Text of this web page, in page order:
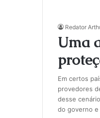
Redator
Uma
Em certos
provedores
desse
do governo e